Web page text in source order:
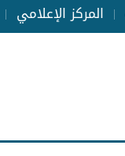
| المركز الإعلامي |